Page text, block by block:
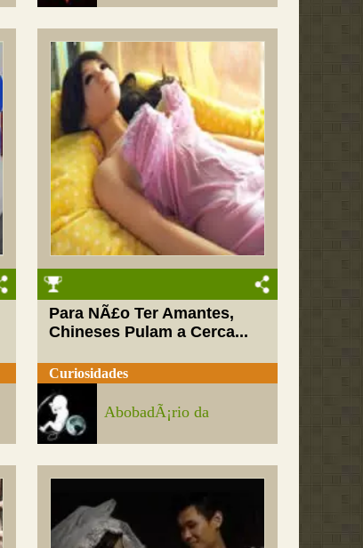
Para NÃ£o Ter Amantes,
Chineses Pulam a Cerca...
Curiosidades
AbobadÃ¡rio da